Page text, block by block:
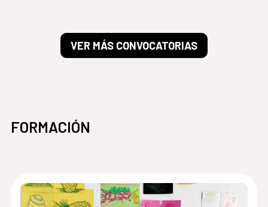
VER MÁS CONVOCATORIAS
FORMACIÓN